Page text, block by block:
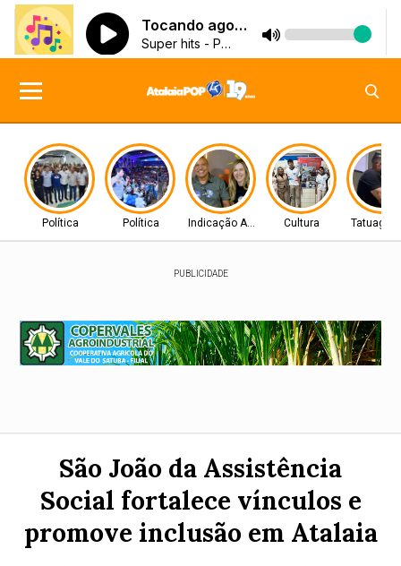
Política Política Indicação AprovadaCultura
PUBLICIDADE
São João da Assistência
Social fortalece vínculos e
promove inclusão em Atalaia